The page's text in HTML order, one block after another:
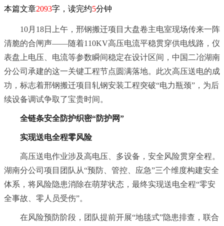
本篇文章2093字，读完约5分钟
10月18日上午，邢钢搬迁项目大盘卷主电室现场传来一阵
清脆的合闸声——随着110KV高压电流平稳贯穿供电线路，仪
表盘上电压、电流等参数瞬间稳定在设计区间，中国二冶湖南
分公司承建的这一关键工程节点圆满落地。此次高压送电的成
功，标志着邢钢搬迁项目轧钢安装工程突破“电力瓶颈”，为后
续设备调试争取了宝贵时间。
全链条安全防护织密“防护网”
实现送电全程零风险
高压送电作业涉及高电压、多设备，安全风险贯穿全程。
湖南分公司项目团队从“预防、管控、应急”三个维度构建安全
体系，将风险隐患消除在萌芽状态，最终实现送电全程“零安
全事故、零人员受伤”。
在风险预防阶段，团队提前开展“地毯式”隐患排查，联合